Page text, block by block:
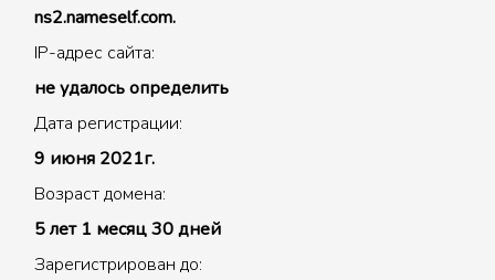
ns2.nameself.com.
IP-адрес сайта:
не удалось определить
Дата регистрации:
9 июня 2021г.
Возраст домена:
5 лет 1 месяц 30 дней
Зарегистрирован до: